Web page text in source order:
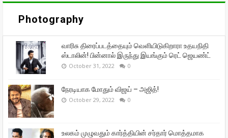
Photography
வாரிசு திரைப்படத்தையும் வெளியிடுகிறாரா உதயநிதி
ஸ்டாலின்! பின்னால் இருந்து இயங்கும் ரெட் ஜெயண்ட்
October 31, 2022 0
நேரடியாக மோதும் விஜய் – அஜித்!
October 29, 2022 0
உலகம் முழுவதும் கார்த்தியின் சர்தார் மொத்தமாக